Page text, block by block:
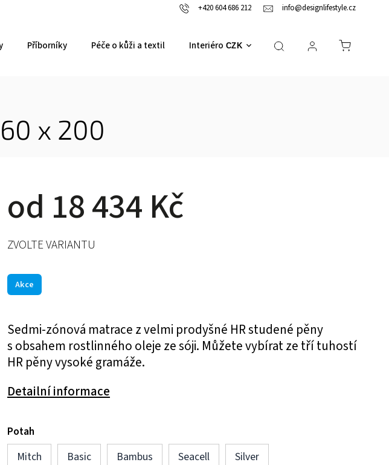
+420 604 686 212 info@designlifestyle.cz
CZK
Příborníky Péče o kůži a textil Interiérové doplňky
x 200
od 18 434 Kč
Sedmi-zónová matrace z velmi prodyšné HR studené pěny
s obsahem rostlinného oleje ze sóji. Můžete vybírat ze tří tuhostí
HR pěny vysoké gramáže.
Detailní informace
Akce
Potah
Mitch
Basic Bambus Seacell Silver
ZVOLTE VARIANTU